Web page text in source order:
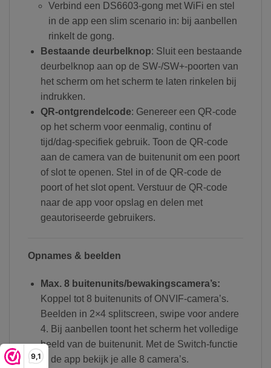
9,1
Verbind een DS6603-gong met WiFi en stel
in de app een slim scenario in: bij aanbellen
rinkelt de gong.
Bestaande deurbelknop: Sluit een bestaande
deurbelknop aan op de SW-/SW+-poorten van
het scherm om het scherm te laten rinkelen bij
indrukken.
QR-ontgrendelcode: Genereer een QR-code
op het scherm voor eenmalig, continu of
tijd/dag-specifiek gebruik. Toon de QR-code
aan de camera van de buitenunit om een poort
of slot te openen. Stel in of de QR-code de
poort of het slot opent. Verstuur de QR-code
naar de app voor opslag en delen met
geautoriseerde gebruikers.
Opnames & beelden
Max. 8 buitenunits/bewakingscamera’s:
Koppel tot 8 buitenunits of ONVIF-camera’s.
Beelden in 2×4 splitscreen, swipe voor andere
4. Bij aanbellen toont het scherm het volledige
beeld van de buitenunit. Met de Switch-functie
in de app bekijk je alle 8 camera’s.